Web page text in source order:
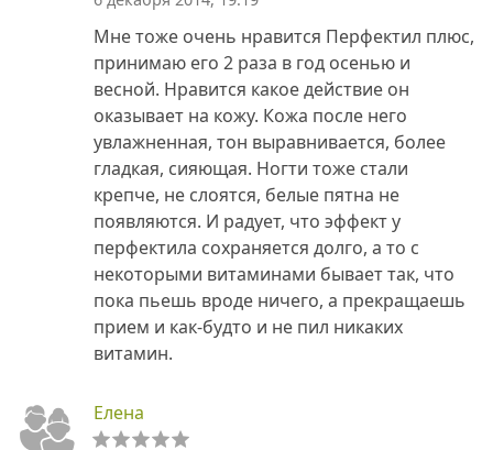
Мне тоже очень нравится Перфектил плюс,
принимаю его 2 раза в год осенью и
весной. Нравится какое действие он
оказывает на кожу. Кожа после него
увлажненная, тон выравнивается, более
гладкая, сияющая. Ногти тоже стали
крепче, не слоятся, белые пятна не
появляются. И радует, что эффект у
перфектила сохраняется долго, а то с
некоторыми витаминами бывает так, что
пока пьешь вроде ничего, а прекращаешь
прием и как-будто и не пил никаких
витамин.
Елена